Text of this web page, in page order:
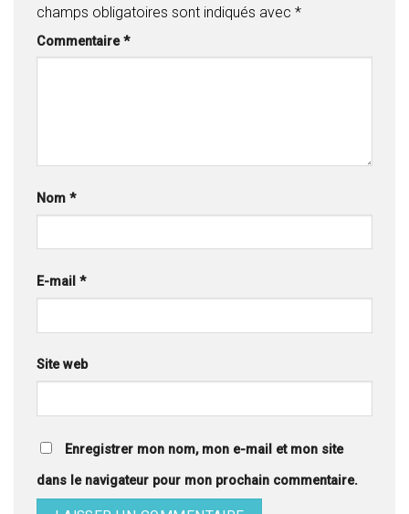
champs obligatoires sont indiqués avec *
Commentaire*
Nom *
E-mail *
Site web
Enregistrer mon nom, mon e-mail et mon site
dans le navigateur pour mon prochain commentaire.